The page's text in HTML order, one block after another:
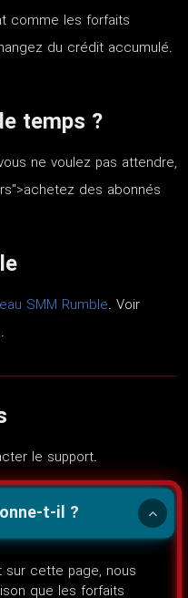
comme les forfaits
du crédit accumulé.
temps ?
ne voulez pas attendre,
des abonnés
SMM Rumble. Voir
.
le support.
t-il ?
cette page, nous
que les forfaits